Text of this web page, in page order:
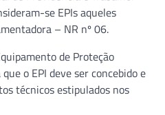
se EPIs aqueles
– NR nº 06.
de Proteção
o EPI deve ser concebido e
técnicos estipulados nos